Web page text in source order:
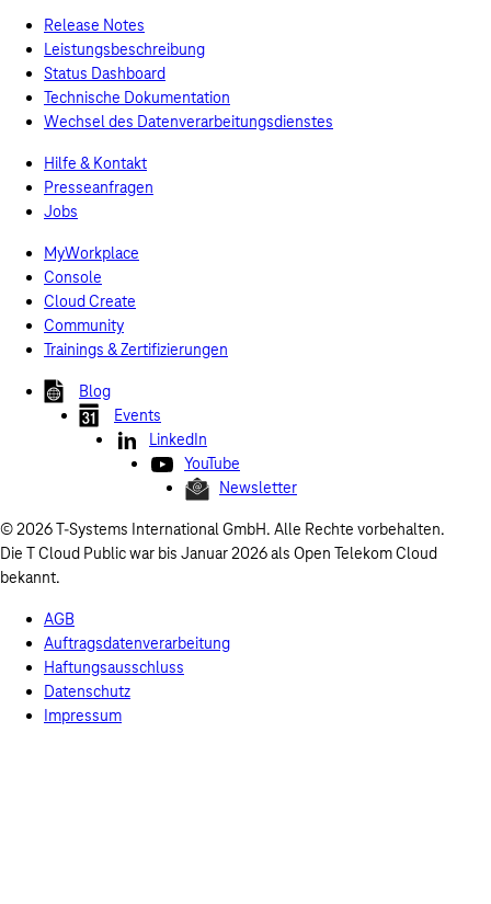
Release Notes
Leistungsbeschreibung
Status Dashboard
Technische Dokumentation
Wechsel des Datenverarbeitungsdienstes
Hilfe & Kontakt
Presseanfragen
Jobs
MyWorkplace
Console
Cloud Create
Community
Trainings & Zertifizierungen
Blog
Events
LinkedIn
YouTube
Newsletter
© 2026 T-Systems International GmbH. Alle Rechte vorbehalten.
Die T Cloud Public war bis Januar 2026 als Open Telekom Cloud
bekannt.
AGB
Auftragsdatenverarbeitung
Haftungsausschluss
Datenschutz
Impressum